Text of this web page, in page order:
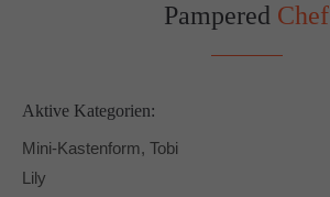
Pampered Chef
Aktive Kategorien:
Mini-Kastenform, Tobi
Lily